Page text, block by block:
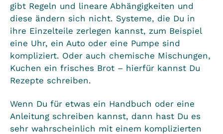
gibt Regeln und lineare Abhängigkeiten und
diese ändern sich nicht. Systeme, die Du in
ihre Einzelteile zerlegen kannst, zum Beispiel
eine Uhr, ein Auto oder eine Pumpe sind
kompliziert. Oder auch chemische Mischungen,
Kuchen ein frisches Brot – hierfür kannst Du
Rezepte schreiben.
Wenn Du für etwas ein Handbuch oder eine
Anleitung schreiben kannst, dann hast Du es
sehr wahrscheinlich mit einem komplizierten